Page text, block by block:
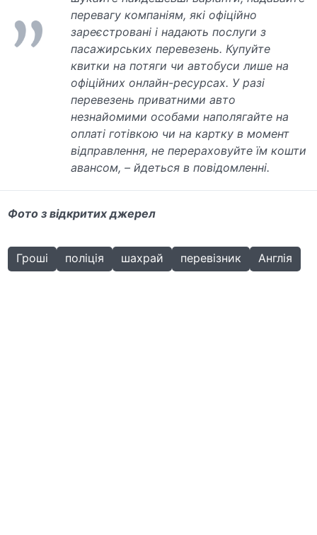
перевагу компаніям, які офіційно
зареєстровані і надають послуги з
пасажирських перевезень. Купуйте
квитки на потяги чи автобуси лише на
офіційних онлайн-ресурсах. У разі
перевезень приватними авто
незнайомими особами наполягайте на
оплаті готівкою чи на картку в момент
відправлення, не перераховуйте їм кошти
авансом, – йдеться в повідомленні.
Фото з відкритих джерел
Гроші поліція шахрай перевізник Англія